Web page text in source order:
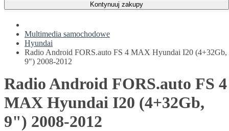
Kontynuuj zakupy
Multimedia samochodowe
Hyundai
Radio Android FORS.auto FS 4 MAX Hyundai I20 (4+32Gb,
9") 2008-2012
Radio Android FORS.auto FS 4
MAX Hyundai I20 (4+32Gb,
9") 2008-2012